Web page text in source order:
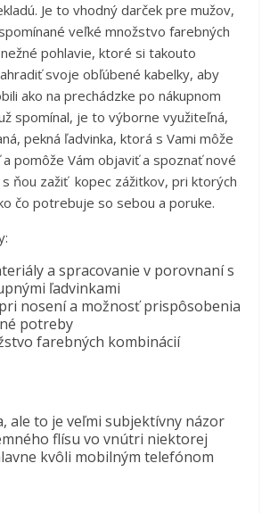
Je to vhodný darček pre mužov,
veľké množstvo farebných
pohlavie, ktoré si takouto
svoje obľúbené kabelky, aby
ako na prechádzke po nákupnom
spomínal, je to výborne využiteľná,
pekná ľadvinka, ktorá s Vami môže
pomôže Vám objaviť a spoznať nové
ňou zažiť kopec zážitkov, pri ktorých
čo potrebuje so sebou a poruke.
a spracovanie v porovnaní s
ľadvinkami
nosení a možnosť prispôsobenia
potreby
farebných kombinácií
ale to je veľmi subjektívny názor
flísu vo vnútri niektorej
kvôli mobilným telefónom